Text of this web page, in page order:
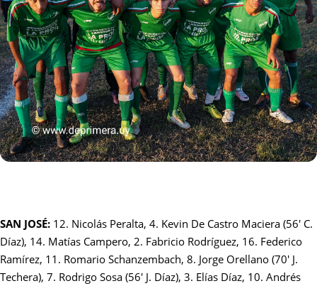
SAN JOSÉ: 12. Nicolás Peralta, 4. Kevin De Castro Maciera (56' C.
Díaz), 14. Matías Campero, 2. Fabricio Rodríguez, 16. Federico
Ramírez, 11. Romario Schanzembach, 8. Jorge Orellano (70' J.
Techera), 7. Rodrigo Sosa (56' J. Díaz), 3. Elías Díaz, 10. Andrés